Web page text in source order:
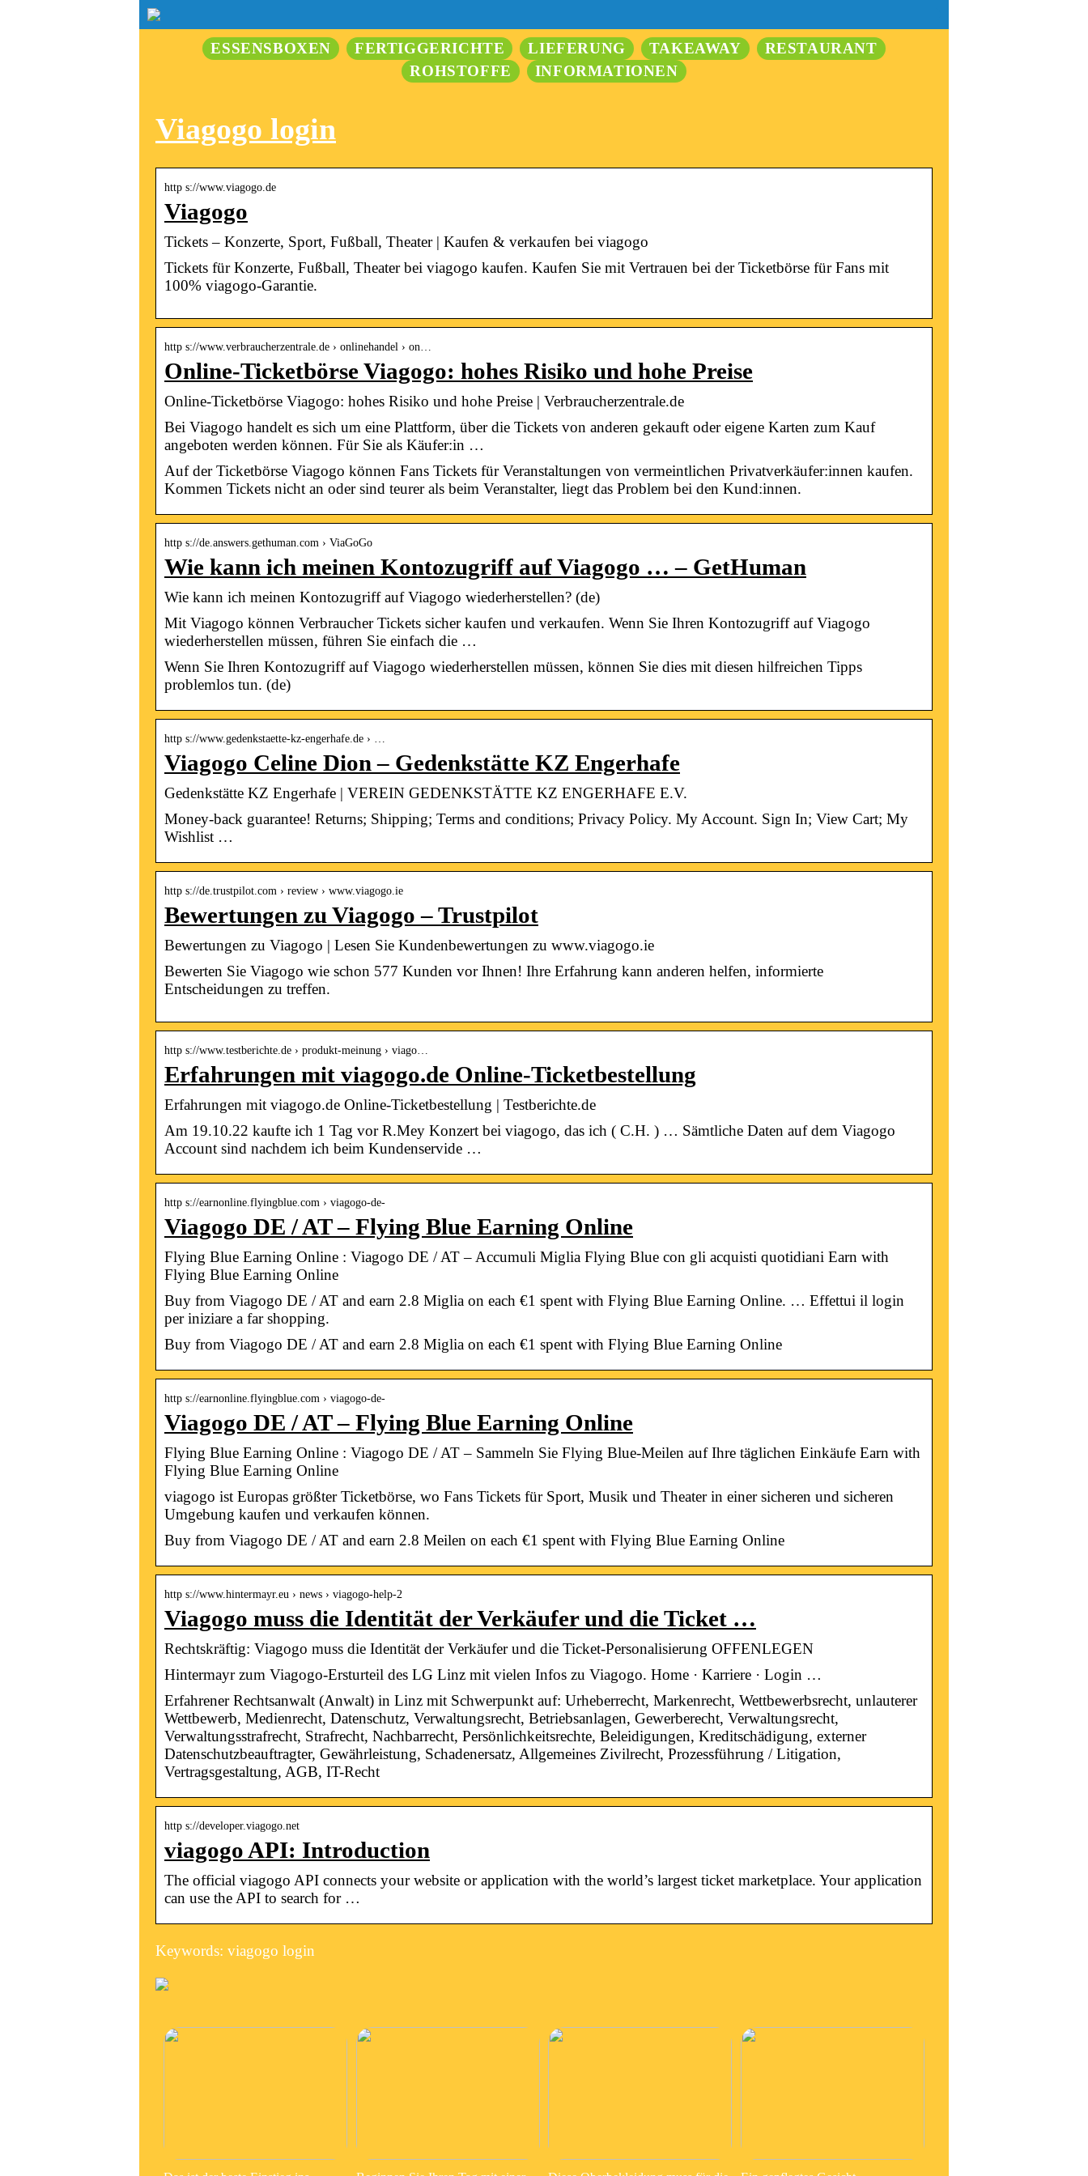
ESSENSBOXEN FERTIGGERICHTE LIEFERUNG TAKEAWAY
RESTAURANT
ROHSTOFFE
INFORMATIONEN
Viagogo login
http s://www.viagogo.de
Viagogo
Tickets – Konzerte, Sport, Fußball, Theater | Kaufen & verkaufen bei viagogo
Tickets für Konzerte, Fußball, Theater bei viagogo kaufen. Kaufen Sie mit Vertrauen bei der Ticketbörse für Fans mit
100% viagogo-Garantie.
http s://www.verbraucherzentrale.de › onlinehandel › on…
Online-Ticketbörse Viagogo: hohes Risiko und hohe Preise
Online-Ticketbörse Viagogo: hohes Risiko und hohe Preise | Verbraucherzentrale.de
Bei Viagogo handelt es sich um eine Plattform, über die Tickets von anderen gekauft oder eigene Karten zum Kauf
angeboten werden können. Für Sie als Käufer:in …
Auf der Ticketbörse Viagogo können Fans Tickets für Veranstaltungen von vermeintlichen Privatverkäufer:innen kaufen.
Kommen Tickets nicht an oder sind teurer als beim Veranstalter, liegt das Problem bei den Kund:innen.
http s://de.answers.gethuman.com › ViaGoGo
Wie kann ich meinen Kontozugriff auf Viagogo … – GetHuman
Wie kann ich meinen Kontozugriff auf Viagogo wiederherstellen? (de)
Mit Viagogo können Verbraucher Tickets sicher kaufen und verkaufen. Wenn Sie Ihren Kontozugriff auf Viagogo
wiederherstellen müssen, führen Sie einfach die …
Wenn Sie Ihren Kontozugriff auf Viagogo wiederherstellen müssen, können Sie dies mit diesen hilfreichen Tipps
problemlos tun. (de)
http s://www.gedenkstaette-kz-engerhafe.de › …
Viagogo Celine Dion – Gedenkstätte KZ Engerhafe
Gedenkstätte KZ Engerhafe | VEREIN GEDENKSTÄTTE KZ ENGERHAFE E.V.
Money-back guarantee! Returns; Shipping; Terms and conditions; Privacy Policy. My Account. Sign In; View Cart; My
Wishlist …
http s://de.trustpilot.com › review › www.viagogo.ie
Bewertungen zu Viagogo – Trustpilot
Bewertungen zu Viagogo | Lesen Sie Kundenbewertungen zu www.viagogo.ie
Bewerten Sie Viagogo wie schon 577 Kunden vor Ihnen! Ihre Erfahrung kann anderen helfen, informierte
Entscheidungen zu treffen.
http s://www.testberichte.de › produkt-meinung › viago…
Erfahrungen mit viagogo.de Online-Ticketbestellung
Erfahrungen mit viagogo.de Online-Ticketbestellung | Testberichte.de
Am 19.10.22 kaufte ich 1 Tag vor R.Mey Konzert bei viagogo, das ich ( C.H. ) … Sämtliche Daten auf dem Viagogo
Account sind nachdem ich beim Kundenservide …
http s://earnonline.flyingblue.com › viagogo-de-
Viagogo DE / AT – Flying Blue Earning Online
Flying Blue Earning Online : Viagogo DE / AT – Accumuli Miglia Flying Blue con gli acquisti quotidiani Earn with
Flying Blue Earning Online
Buy from Viagogo DE / AT and earn 2.8 Miglia on each €1 spent with Flying Blue Earning Online. … Effettui il login
per iniziare a far shopping.
Buy from Viagogo DE / AT and earn 2.8 Miglia on each €1 spent with Flying Blue Earning Online
http s://earnonline.flyingblue.com › viagogo-de-
Viagogo DE / AT – Flying Blue Earning Online
Flying Blue Earning Online : Viagogo DE / AT – Sammeln Sie Flying Blue-Meilen auf Ihre täglichen Einkäufe Earn with
Flying Blue Earning Online
viagogo ist Europas größter Ticketbörse, wo Fans Tickets für Sport, Musik und Theater in einer sicheren und sicheren
Umgebung kaufen und verkaufen können.
Buy from Viagogo DE / AT and earn 2.8 Meilen on each €1 spent with Flying Blue Earning Online
http s://www.hintermayr.eu › news › viagogo-help-2
Viagogo muss die Identität der Verkäufer und die Ticket …
Rechtskräftig: Viagogo muss die Identität der Verkäufer und die Ticket-Personalisierung OFFENLEGEN
Hintermayr zum Viagogo-Ersturteil des LG Linz mit vielen Infos zu Viagogo. Home · Karriere · Login …
Erfahrener Rechtsanwalt (Anwalt) in Linz mit Schwerpunkt auf: Urheberrecht, Markenrecht, Wettbewerbsrecht, unlauterer
Wettbewerb, Medienrecht, Datenschutz, Verwaltungsrecht, Betriebsanlagen, Gewerberecht, Verwaltungsrecht,
Verwaltungsstrafrecht, Strafrecht, Nachbarrecht, Persönlichkeitsrechte, Beleidigungen, Kreditschädigung, externer
Datenschutzbeauftragter, Gewährleistung, Schadenersatz, Allgemeines Zivilrecht, Prozessführung / Litigation,
Vertragsgestaltung, AGB, IT-Recht
http s://developer.viagogo.net
viagogo API: Introduction
The official viagogo API connects your website or application with the world’s largest ticket marketplace. Your application
can use the API to search for …
Keywords: viagogo login